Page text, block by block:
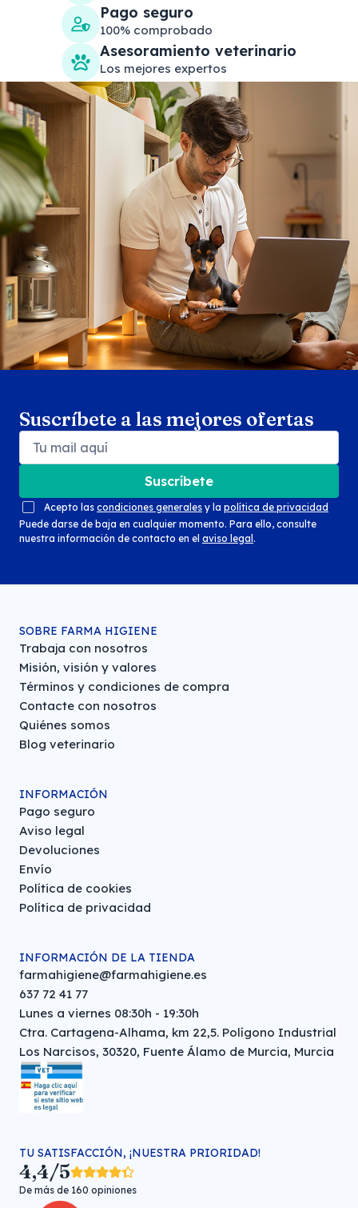
Pago seguro
100% comprobado
Asesoramiento veterinario
Los mejores expertos
Suscríbete a las mejores ofertas
Suscríbete
Acepto las condiciones generales y la política de privacidad
Puede darse de baja en cualquier momento. Para ello, consulte
nuestra información de contacto en el aviso legal .
Search products
SOBRE FARMA HIGIENE
Trabaja con nosotros
Misión, visión y valores
Términos y condiciones de compra
Contacte con nosotros
Quiénes somos
Blog veterinario
INFORMACIÓN
Pago seguro
Aviso legal
Devoluciones
Envío
Política de cookies
Política de privacidad
INFORMACIÓN DE LA TIENDA
farmahigiene@farmahigiene.es
637 72 41 77
Lunes a viernes 08:30h - 19:30h
Ctra. Cartagena-Alhama, km 22,5. Polígono Industrial
Los Narcisos, 30320, Fuente Álamo de Murcia, Murcia
TU SATISFACCIÓN, ¡NUESTRA PRIORIDAD!
4,4/5
De más de 160 opiniones